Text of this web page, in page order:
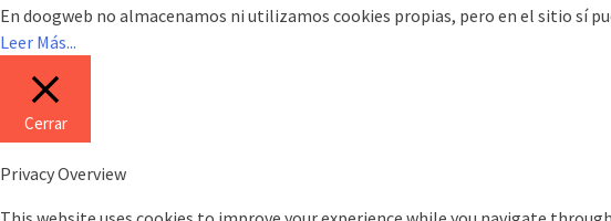
En doogweb no almacenamos ni utilizamos cookies propias, pero en el sitio sí
Leer Más...
Cerrar
Privacy Overview